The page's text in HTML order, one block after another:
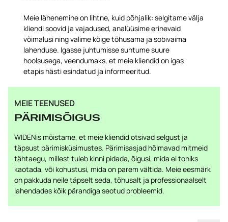
Meie lähenemine on lihtne, kuid põhjalik: selgitame välja
kliendi soovid ja vajadused, analüüsime erinevaid
võimalusi ning valime kõige tõhusama ja sobivaima
lahenduse. Igasse juhtumisse suhtume suure
hoolsusega, veendumaks, et meie kliendid on igas
etapis hästi esindatud ja informeeritud.
MEIE TEENUSED
PÄRIMISÕIGUS
WIDENis mõistame, et meie kliendid otsivad selgust ja
täpsust pärimisküsimustes. Pärimisasjad hõlmavad mitmeid
tähtaegu, millest tuleb kinni pidada, õigusi, mida ei tohiks
kaotada, või kohustusi, mida on parem vältida. Meie eesmärk
on pakkuda neile täpselt seda, tõhusalt ja professionaalselt
lahendades kõik pärandiga seotud probleemid.